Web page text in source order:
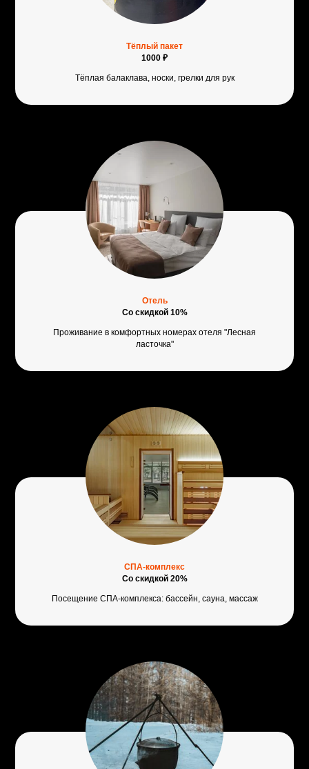
Тёплый пакет
1000 ₽
Тёплая балаклава, носки, грелки для рук
Отель
Со скидкой 10%
Проживание в комфортных номерах отеля "Лесная
ласточка"
СПА-комплекс
Со скидкой 20%
Посещение СПА-комплекса: бассейн, сауна, массаж